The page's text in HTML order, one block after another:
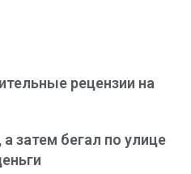
рецензии на
затем бегал по улице